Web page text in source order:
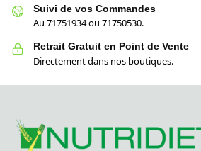
Suivi de vos Commandes
Au 71751934 ou 71750530.
Retrait Gratuit en Point de Vente
Directement dans nos boutiques.